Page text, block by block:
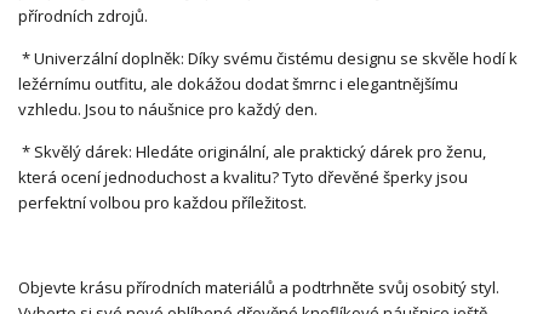
přírodních zdrojů.
* Univerzální doplněk: Díky svému čistému designu se skvěle hodí k
ležérnímu outfitu, ale dokážou dodat šmrnc i elegantnějšímu
vzhledu. Jsou to náušnice pro každý den.
* Skvělý dárek: Hledáte originální, ale praktický dárek pro ženu,
která ocení jednoduchost a kvalitu? Tyto dřevěné šperky jsou
perfektní volbou pro každou příležitost.
Objevte krásu přírodních materiálů a podtrhněte svůj osobitý styl.